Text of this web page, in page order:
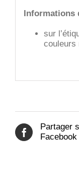
Informations
sur
couleurs
Partager
Facebook